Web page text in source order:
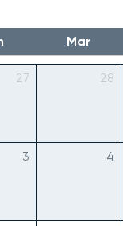
Mar
27 28
3 4